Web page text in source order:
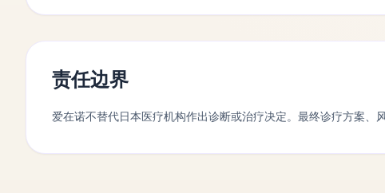
责任边界
爱在诺不替代日本医疗机构作出诊断或治疗决定。最终诊疗方案、